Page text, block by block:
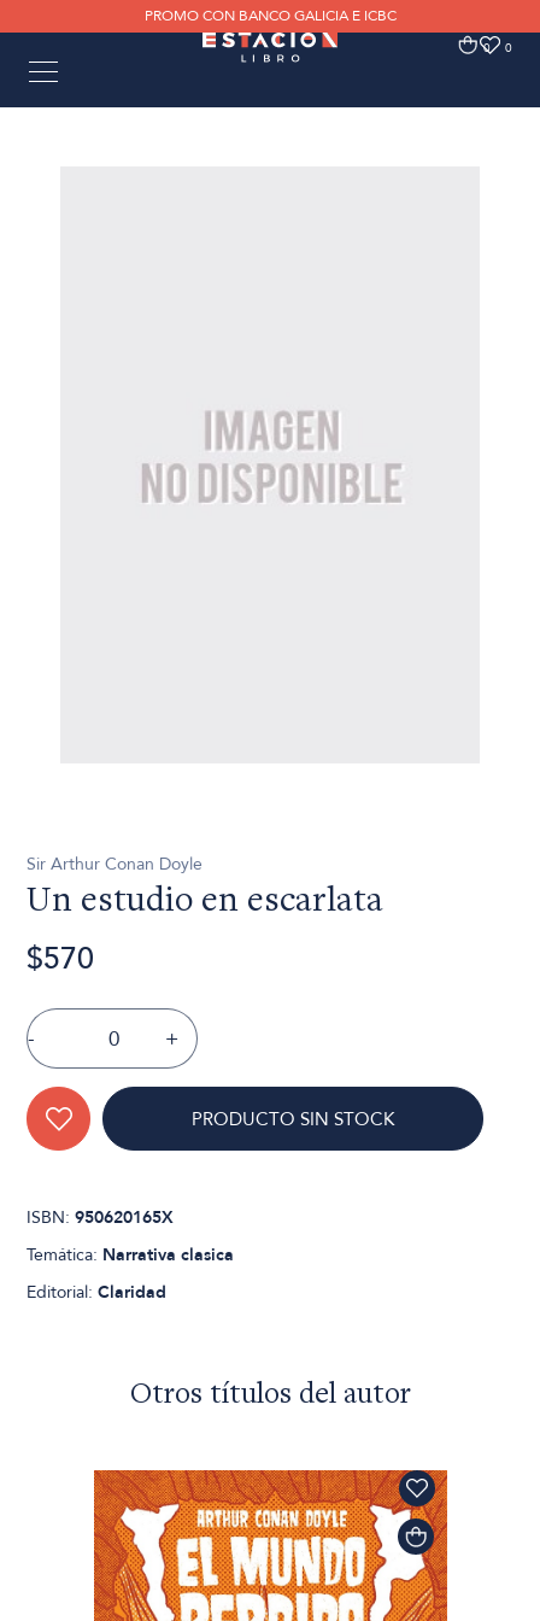
PROMO CON BANCO GALICIA E ICBC
0 0
Sir Arthur Conan Doyle
Un estudio en escarlata
$570
- +
PRODUCTO SIN STOCK
ISBN:950620165X
Temática: Narrativa clasica
Editorial:Claridad
Otros títulos del autor